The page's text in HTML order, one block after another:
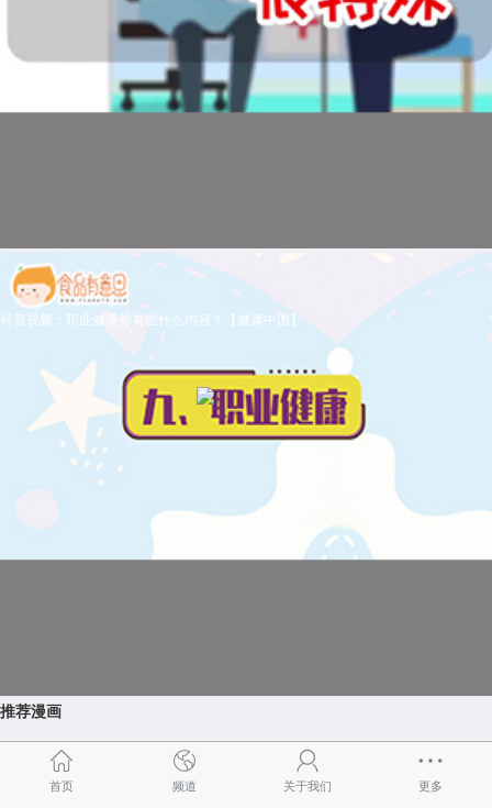
科普视频：职业健康都有些什么内容？【健康中国】
推荐漫画
首页 频道 关于我们 更多